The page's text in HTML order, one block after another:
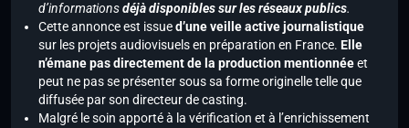
d’informationsdéjà disponibles sur les réseaux publics.
Cette annonce est issued’une veille active journalistique
sur les projets audiovisuels en préparation en France. Elle
n’émane pas directement de la production mentionnéeet
peut ne pas se présenter sous sa forme originelle telle que
diffusée par son directeur de casting.
Malgré le soin apporté à la vérification et à l’enrichissement